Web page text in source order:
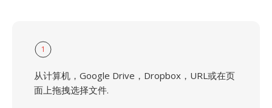
1
从计算机，Google Drive，Dropbox，URL或在页
面上拖拽选择文件.